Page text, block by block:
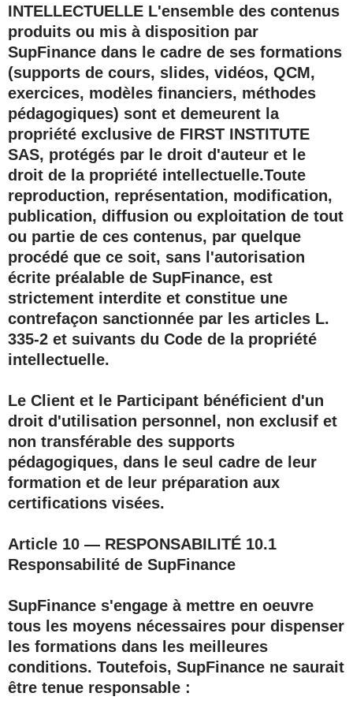
INTELLECTUELLE L'ensemble des contenus
produits ou mis à disposition par
SupFinance dans le cadre de ses formations
(supports de cours, slides, vidéos, QCM,
exercices, modèles financiers, méthodes
pédagogiques) sont et demeurent la
propriété exclusive de FIRST INSTITUTE
SAS, protégés par le droit d'auteur et le
droit de la propriété intellectuelle.Toute
reproduction, représentation, modification,
publication, diffusion ou exploitation de tout
ou partie de ces contenus, par quelque
procédé que ce soit, sans l'autorisation
écrite préalable de SupFinance, est
strictement interdite et constitue une
contrefaçon sanctionnée par les articles L.
335-2 et suivants du Code de la propriété
intellectuelle.
Le Client et le Participant bénéficient d'un
droit d'utilisation personnel, non exclusif et
non transférable des supports
pédagogiques, dans le seul cadre de leur
formation et de leur préparation aux
certifications visées.
Article 10 — RESPONSABILITÉ 10.1
Responsabilité de SupFinance
SupFinance s'engage à mettre en oeuvre
tous les moyens nécessaires pour dispenser
les formations dans les meilleures
conditions. Toutefois, SupFinance ne saurait
être tenue responsable :